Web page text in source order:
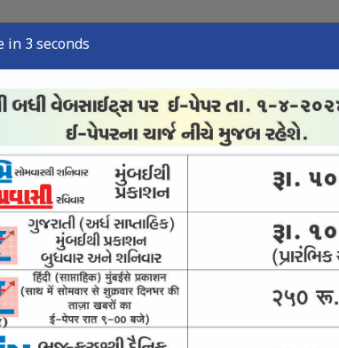
સ્પોર્ટ્સ ન્યુઝ તંત્રી લેખ ઈ-પેપર
2 seconds